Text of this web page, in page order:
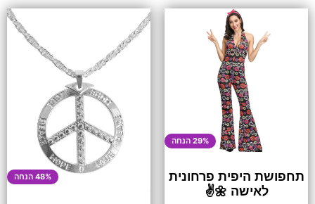
29% הנחה
תחפושת היפית פרחונית
לאישה 🌼✌️
48% הנחה